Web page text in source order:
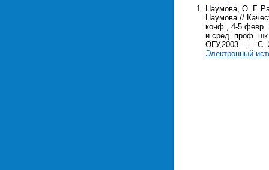
Наумова, О. Г.
Наумова //
конф., 4-5 февр.
и сред. проф.
ОГУ,2003. - . - С.
Электронный